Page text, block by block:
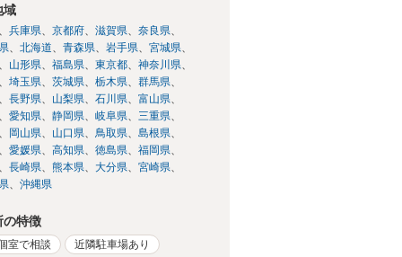
域
兵庫県 京都府 滋賀県
奈良県
北海道 青森県 岩手県
宮城県
山形県
福島県 東京都
神奈川県
埼玉県
茨城県 栃木県
群馬県
長野県
山梨県 石川県
富山県
愛知県
静岡県 岐阜県
三重県
岡山県
山口県 鳥取県
島根県
愛媛県
高知県 徳島県
福岡県
長崎県
熊本県 大分県
宮崎県
沖縄県
の特徴
室で相談 近隣駐車場あり